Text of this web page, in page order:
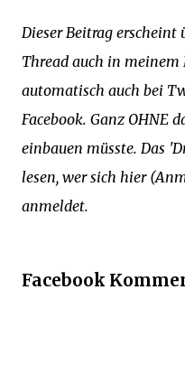
Dieser Beitrag
Thread auch in
automatisch auch bei
Facebook. Ganz OHNE
einbauen müsste. Das
lesen, wer sich hier
anmeldet.
Facebook